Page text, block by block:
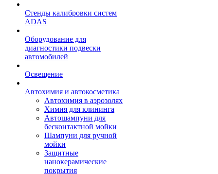
Стенды калибровки систем
ADAS
Оборудование для
диагностики подвески
автомобилей
Освещение
Автохимия и автокосметика
Автохимия в аэрозолях
Химия для клининга
Автошампуни для
бесконтактной мойки
Шампуни для ручной
мойки
Защитные
нанокерамические
покрытия